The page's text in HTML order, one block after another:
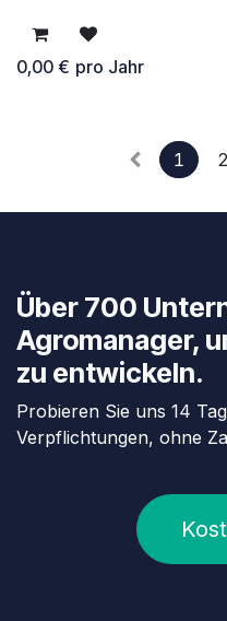
0,00 € pro Jahr
1 2
Über 700
Agromanager,
zu entwickeln.
Probieren Sie uns 14
Verpflichtungen, ohne